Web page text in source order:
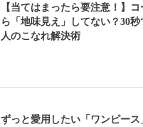
【当てはまったら要注意！】
ら「地味見え」してない？30
人のこなれ解決術
ずっと愛用したい「ワンピース